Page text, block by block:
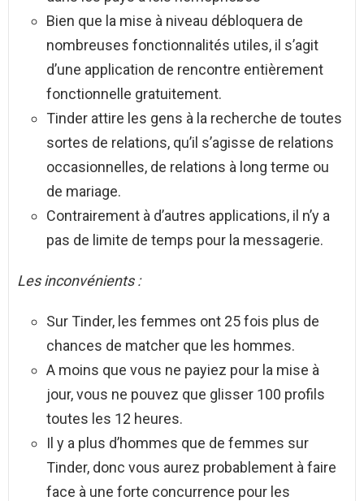
Bien que la mise à niveau débloquera de
nombreuses fonctionnalités utiles, il s’agit
d’une application de rencontre entièrement
fonctionnelle gratuitement.
Tinder attire les gens à la recherche de toutes
sortes de relations, qu’il s’agisse de relations
occasionnelles, de relations à long terme ou
de mariage.
Contrairement à d’autres applications, il n’y a
pas de limite de temps pour la messagerie.
Les inconvénients :
Sur Tinder, les femmes ont 25 fois plus de
chances de matcher que les hommes.
A moins que vous ne payiez pour la mise à
jour, vous ne pouvez que glisser 100 profils
toutes les 12 heures.
Il y a plus d’hommes que de femmes sur
Tinder, donc vous aurez probablement à faire
face à une forte concurrence pour les